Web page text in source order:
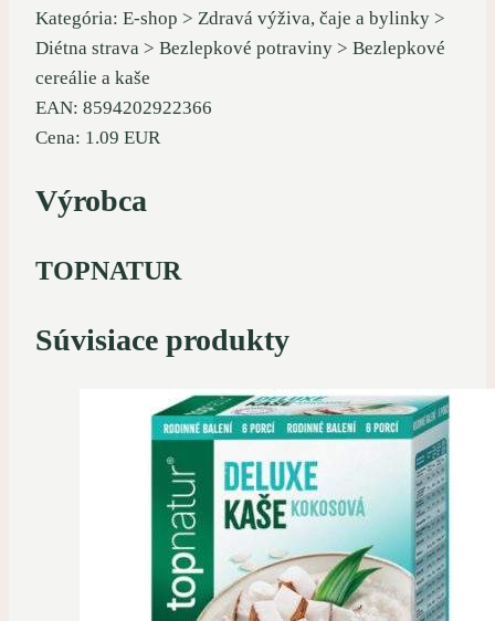
Kategória: E-shop > Zdravá výživa, čaje a bylinky >
Diétna strava > Bezlepkové potraviny > Bezlepkové
cereálie a kaše
EAN: 8594202922366
Cena: 1.09 EUR
Výrobca
TOPNATUR
Súvisiace produkty